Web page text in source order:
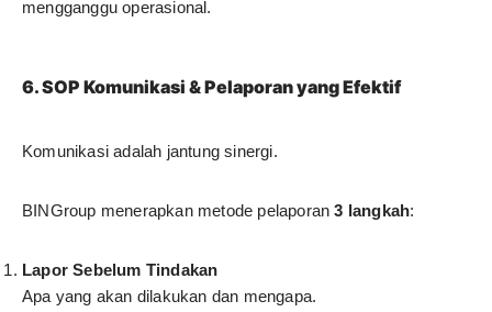
mengganggu operasional.
6. SOP Komunikasi & Pelaporan yang Efektif
Komunikasi adalah jantung sinergi.
BINGroup menerapkan metode pelaporan3 langkah:
Lapor Sebelum Tindakan
Apa yang akan dilakukan dan mengapa.